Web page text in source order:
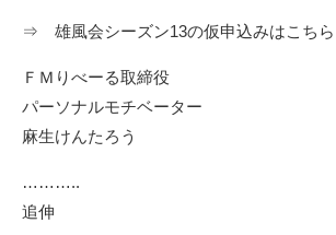
⇒ 雄風会シーズン13の仮申込みはこちら
ＦＭりべーる取締役
パーソナルモチベーター
麻生けんたろう
………..
追伸